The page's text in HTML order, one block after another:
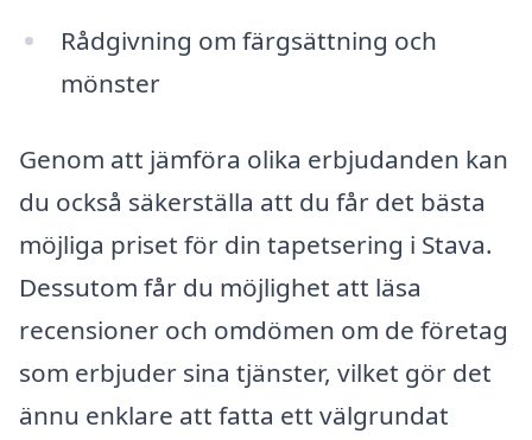
Rådgivning om färgsättning och
mönster
Genom att jämföra olika erbjudanden kan
du också säkerställa att du får det bästa
möjliga priset för din tapetsering i Stava.
Dessutom får du möjlighet att läsa
recensioner och omdömen om de företag
som erbjuder sina tjänster, vilket gör det
ännu enklare att fatta ett välgrundat